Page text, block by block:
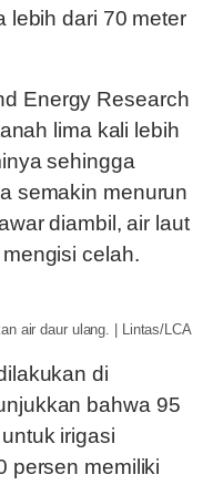
lebih dari 70 meter
Energy Research
lima kali lebih
sehingga
semakin menurun
diambil, air laut
celah.
air daur ulang. | Lintas/LCA
di
bahwa 95
irigasi
persen memiliki